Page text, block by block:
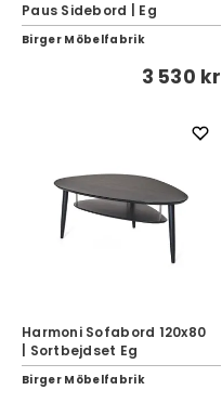
Paus Sidebord | Eg
Birger Möbelfabrik
3 530 kr
Harmoni Sofabord 120x80
| Sortbejdset Eg
Birger Möbelfabrik